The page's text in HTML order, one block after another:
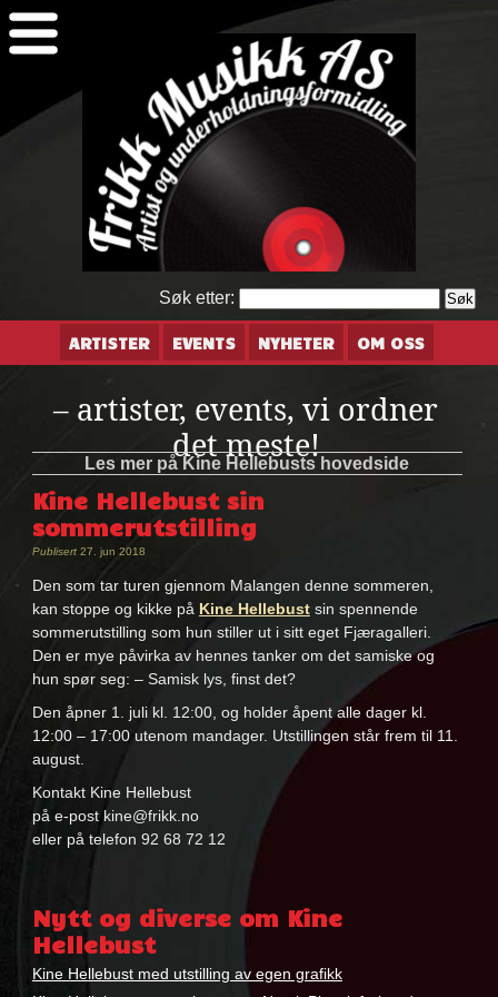
Søk etter:
ARTISTER EVENTS NYHETER OM OSS
– artister, events, vi ordner
det meste!
Les mer på Kine Hellebusts hovedside
Kine Hellebust sin
sommerutstilling
Publisert27. jun 2018
Den som tar turen gjennom Malangen denne sommeren,
kan stoppe og kikke på Kine Hellebustsin spennende
sommerutstilling som hun stiller ut i sitt eget Fjæragalleri.
Den er mye påvirka av hennes tanker om det samiske og
hun spør seg: – Samisk lys, finst det?
Den åpner 1. juli kl. 12:00, og holder åpent alle dager kl.
12:00 – 17:00 utenom mandager. Utstillingen står frem til 11.
august.
Kontakt Kine Hellebust
på e-post kine@frikk.no
eller på telefon 92 68 72 12
Nytt og diverse om Kine
Hellebust
Kine Hellebust med utstilling av egen grafikk